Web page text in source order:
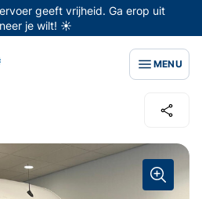
geeft vrijheid. Ga erop uit
je wilt! ☀️
MENU